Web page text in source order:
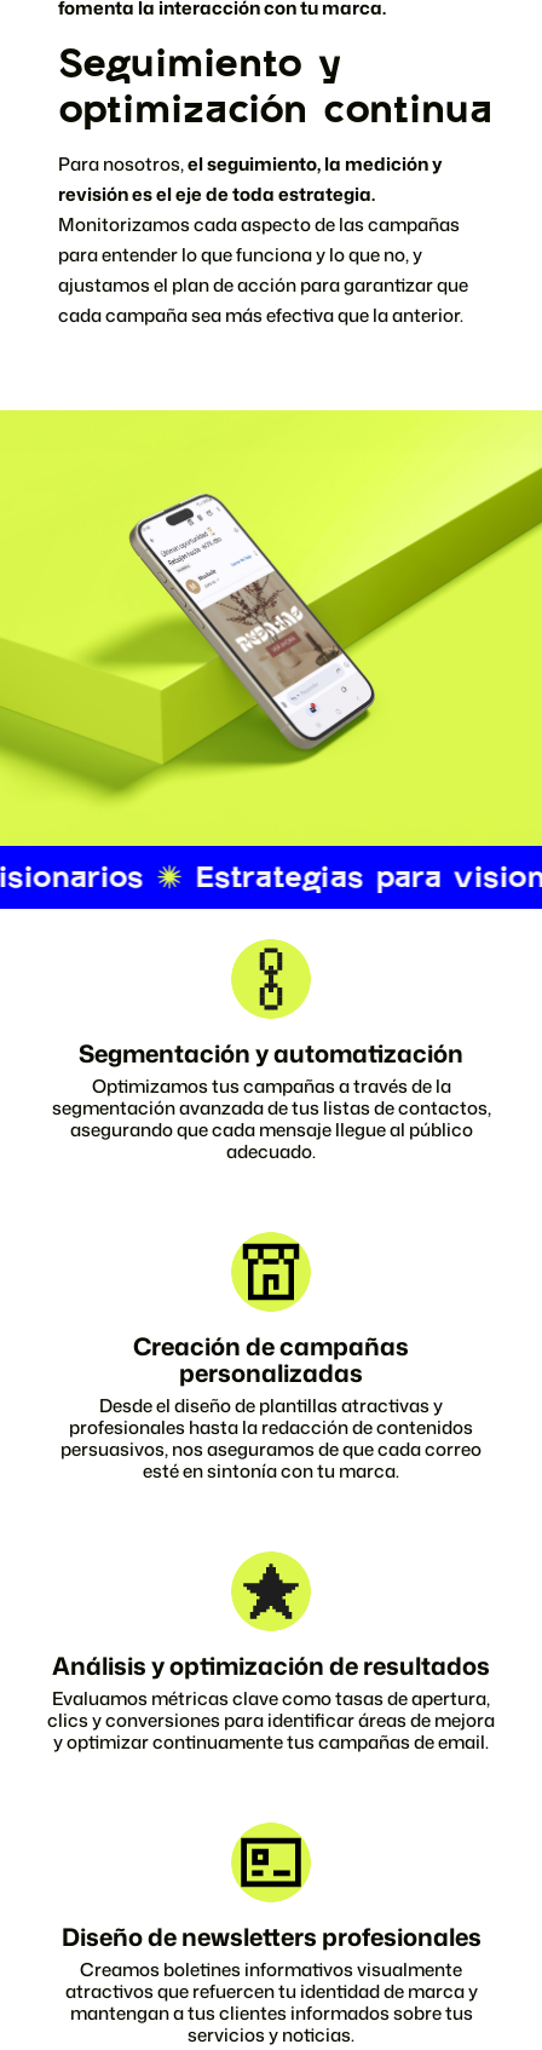
fomenta la interacción con tu marca.
Seguimiento y
optimización continua
Para nosotros,el seguimiento, la medición y
revisión es el eje de toda estrategia.
Monitorizamos cada aspecto de las campañas
para entender lo que funciona y lo que no, y
ajustamos el plan de acción para garantizar que
cada campaña sea más efectiva que la anterior.
Segmentación y automatización
Optimizamos tus campañas a través de la
segmentación avanzada de tus listas de contactos,
asegurando que cada mensaje llegue al público
adecuado.
Creación de campañas
personalizadas
Desde el diseño de plantillas atractivas y
profesionales hasta la redacción de contenidos
persuasivos, nos aseguramos de que cada correo
esté en sintonía con tu marca.
Análisis y optimización de resultados
Evaluamos métricas clave como tasas de apertura,
clics y conversiones para identificar áreas de mejora
y optimizar continuamente tus campañas de email.
Diseño de newsletters profesionales
Creamos boletines informativos visualmente
atractivos que refuercen tu identidad de marca y
mantengan a tus clientes informados sobre tus
servicios y noticias.